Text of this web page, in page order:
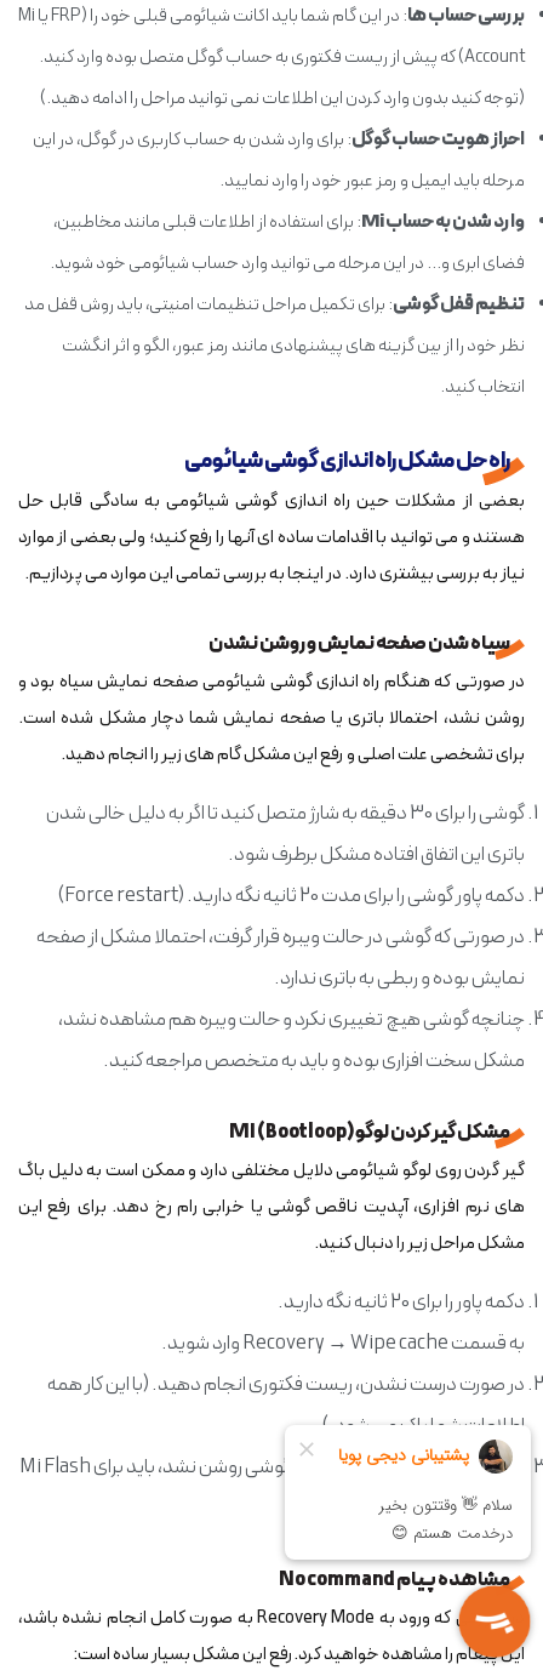
بررسی حساب ها
: در این گام شما باید اکانت شیائومی قبلی خود را (FRP یا Mi
Account) که پیش از ریست فکتوری به حساب گوگل متصل بوده وارد کنید.
(توجه کنید بدون وارد کردن این اطلاعات نمی توانید مراحل را ادامه دهید.)
احراز هویت حساب گوگل: برای وارد شدن به حساب کاربری در گوگل، در این
مرحله باید ایمیل و رمز عبور خود را وارد نمایید.
وارد شدن به حساب Mi
: برای استفاده از اطلاعات قبلی مانند مخاطبین،
فضای ابری و... در این مرحله می توانید وارد حساب شیائومی خود شوید.
تنظیم قفل گوشی: برای تکمیل مراحل تنظیمات امنیتی، باید روش قفل مد
نظر خود را از بین گزینه های پیشنهادی مانند رمز عبور، الگو و اثر انگشت
انتخاب کنید.
راه حل مشکل راه اندازی گوشی شیائومی
بعضی از مشکلات حین راه اندازی گوشی شیائومی به سادگی قابل حل
هستند و می توانید با اقدامات ساده ای آنها را رفع کنید؛ ولی بعضی از موارد
نیاز به بررسی بیشتری دارد. در اینجا به بررسی تمامی این موارد می پردازیم.
سیاه شدن صفحه نمایش و روشن نشدن
در صورتی که هنگام راه اندازی گوشی شیائومی صفحه نمایش سیاه بود و
روشن نشد، احتمالا باتری یا صفحه نمایش شما دچار مشکل شده است.
برای تشخصی علت اصلی و رفع این مشکل گام های زیر را انجام دهید.
گوشی را برای 30 دقیقه به شارژ متصل کنید تا اگر به دلیل خالی شدن
باتری این اتفاق افتاده مشکل برطرف شود.
دکمه پاور گوشی را برای مدت 20 ثانیه نگه دارید. (Force restart)
در صورتی که گوشی در حالت ویبره قرار گرفت، احتمالا مشکل از صفحه
نمایش بوده و ربطی به باتری ندارد.
چنانچه گوشی هیچ تغییری نکرد و حالت ویبره هم مشاهده نشد،
مشکل سخت افزاری بوده و باید به متخصص مراجعه کنید.
مشکل گیر کردن لوگو MI (Bootloop)
گیر گردن روی لوگو شیائومی دلایل مختلفی دارد و ممکن است به دلیل باگ
های نرم افزاری، آپدیت ناقص گوشی یا خرابی رام رخ دهد. برای رفع این
مشکل مراحل زیر را دنبال کنید.
دکمه پاور را برای 20 ثانیه نگه دارید.
به قسمت Recovery → Wipe cache وارد شوید.
در صورت درست نشدن، ریست فکتوری انجام دهید. (با این کار همه
اطلاعات شما پاک می شود.)
چنانچه با انجام مراحل بالا بازهم گوشی روشن نشد، باید برای Mi Flash
به متخصص مراجعه کنید.
مشاهده پیام No command
در صورتی که ورود به Recovery Mode به صورت کامل انجام نشده باشد،
این پیغام را مشاهده خواهید کرد.رفع این مشکل بسیار ساده است: